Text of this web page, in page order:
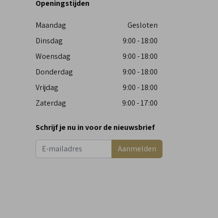
Openingstijden
Maandag
Gesloten
Dinsdag
9:00 - 18:00
Woensdag
9:00 - 18:00
Donderdag
9:00 - 18:00
Vrijdag
9:00 - 18:00
Zaterdag
9:00 - 17:00
Schrijf je nu in voor de nieuwsbrief
Aanmelden